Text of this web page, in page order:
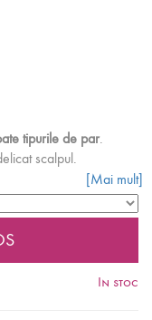
tipurile de par.
scalpul.
scalpului si la
maseaza si apoi se
[Mai mult]
In stoc